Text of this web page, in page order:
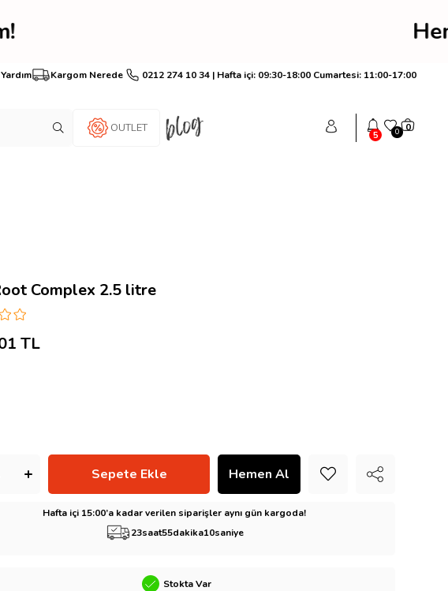
indirim! Hemen üye ol
Yardım Kargom Nerede 0212 274 10 34 | Hafta içi: 09:30-18:00 Cumartesi: 11:00-17:00
OUTLET
5 0 0
Complex 2.5 litre
TL
Hafta içi 15:00’a kadar verilen siparişler aynı gün kargoda!
23saat55dakika9saniye
Stokta Var